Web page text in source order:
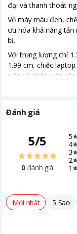
PIn
Khoảng giá
đại và thanh thoát
Vỏ máy màu đen,
ưu hóa khả năng
bị.
Với trọng lượng chỉ
1.99 cm, chiếc
viên và nhân viên
Đánh giá
5/5
0 đánh giá
5
4
3
2
1
Mới nhất 5 Sao